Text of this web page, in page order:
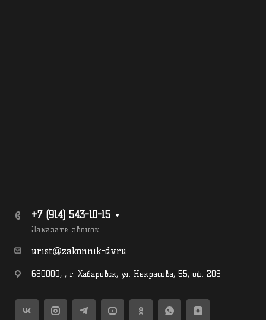
+7 (914) 543-10-15
Заказать звонок
urist@zakonnik-dv.ru
680000, , г. Хабаровск, ул. Некрасова, 55, оф. 209